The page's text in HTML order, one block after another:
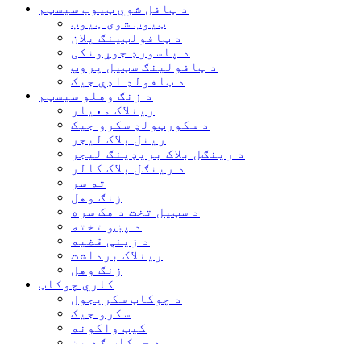
د ټافل شوي ټیوب سیسټم
ټیوب شوی ټیوب
د ټافولټینګ پلان
د پاسورډ جوړونکی
د ټافولینګ سټیل پروپ
د ټافولډ اډې جیک
د زنګ وهلو سیسټم
رینلاک معیار
د سکورټولډ سکرو جیک
رینل بلاک لیجر
د رینګل بلاک بریډینګ لیجر
د رینګل بلاک کالر
ته سر
زنګ وهل
د سټیل تخت د هک سره
د پښو تخته
د زینې قضیه
رینلاک برداشت
زنګ وهل
کاري چوکاټ
د چوکاټ سکریجول
سکرو جیک
کیټ واکونه